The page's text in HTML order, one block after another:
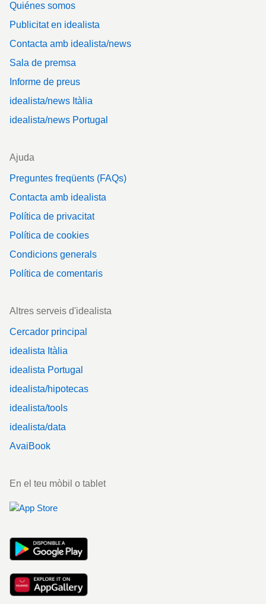
Quiénes somos
Publicitat en idealista
Contacta amb idealista/news
Sala de premsa
Informe de preus
idealista/news Itàlia
idealista/news Portugal
Ajuda
Preguntes freqüents (FAQs)
Contacta amb idealista
Política de privacitat
Política de cookies
Condicions generals
Política de comentaris
Altres serveis d'idealista
Cercador principal
idealista Itàlia
idealista Portugal
idealista/hipotecas
idealista/tools
idealista/data
AvaiBook
En el teu mòbil o tablet